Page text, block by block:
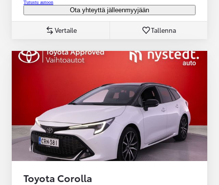
Tutustu autoon
Ota yhteyttä jälleenmyyjään
Vertaile Tallenna
Toyota Corolla